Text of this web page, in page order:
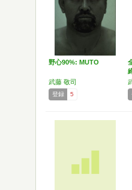
野心90%: MUTO
武藤 敬司
登録 5